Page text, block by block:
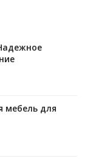
мебель для